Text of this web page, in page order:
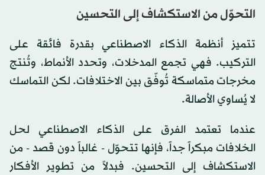
التحوّل من الاستكشاف إلى التحسين
تتميز أنظمة الذكاء الاصطناعي بقدرة فائقة على
التركيب. فهي تجمع المدخلات، وتحدد الأنماط، وتُنتج
مخرجات متماسكة تُوفّق بين الاختلافات. لكن التماسك
لا يُساوي الأصالة.
عندما تعتمد الفرق على الذكاء الاصطناعي لحل
الخلافات مبكراً جداً، فإنها تتحوّل - غالباً دون قصد - من
الاستكشاف إلى التحسين. فبدلاً من تطوير الأفكار